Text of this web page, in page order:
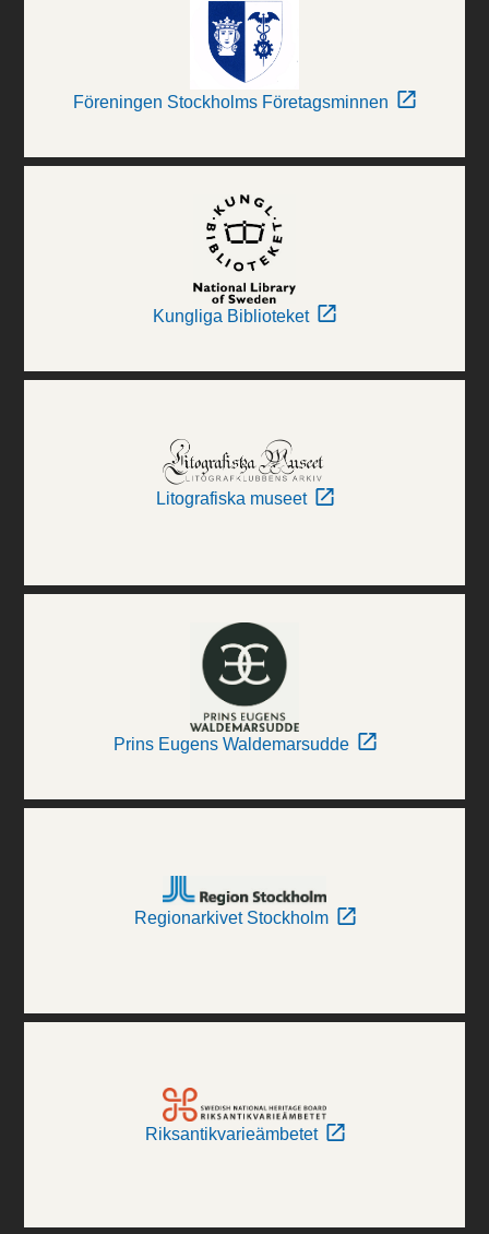
Föreningen Stockholms Företagsminnen
Kungliga Biblioteket
Litografiska museet
Prins Eugens Waldemarsudde
Regionarkivet Stockholm
Riksantikvarieämbetet